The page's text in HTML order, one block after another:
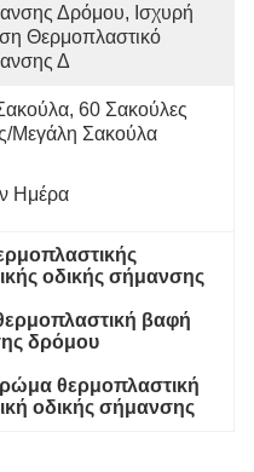
Δρόμου, Ισχυρή
Θερμοπλαστικό
Δ
60 Σακούλες
μεγάλη Σακούλα
Ημέρα
οδικής σήμανσης
βαφή
δρόμου
θερμοπλαστική
οδικής σήμανσης